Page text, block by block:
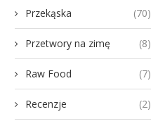
Przekąska (70)
Przetwory na zimę (8)
Raw Food (7)
Recenzje (2)